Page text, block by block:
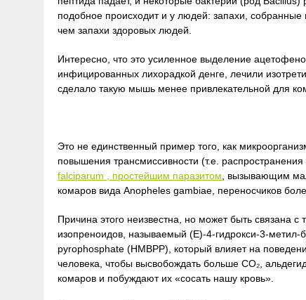
подобное происходит и у людей: запахи,
чем запахи здоровых людей.
Интересно, что это усиленное выделение
инфицированных лихорадкой денге, лечили
сделало такую мышь менее привлекательной для
Это не единственный пример того, как
повышения трансмиссивности (т.е.
falciparum , простейшим паразитом , вызывающим
комаров вида Anopheles gambiae, переносчиков
Причина этого неизвестна, но может быть связана
изопреноидов, называемый (E)-4-гидрокси-3-
pyrophosphate (HMBPP), который влияет на
человека, чтобы высвобождать больше CO₂,
комаров и побуждают их «сосать нашу кровь».